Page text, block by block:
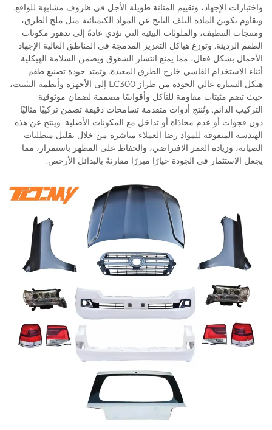
واختبارات الإجهاد، وتقييم المتانة طويلة الأجل في ظروف مشابهة للواقع.
ويقاوم تكوين المادة التلف الناتج عن المواد الكيميائية مثل ملح الطرق،
ومنتجات التنظيف، والملوثات البيئية التي تؤدي عادةً إلى تدهور مكونات
الطقم الرديئة. وتوزع هياكل التعزيز المدمجة في المناطق العالية الإجهاد
الأحمال بشكل فعال، مما يمنع انتشار الشقوق ويضمن السلامة الهيكلية
أثناء الاستخدام القاسي خارج الطرق المعبدة. وتمتد جودة تصنيع طقم
هيكل السيارة عالي الجودة من طراز LC300 إلى الأجهزة وأنظمة التثبيت،
حيث تضم مثبتات مقاومة للتآكل وأقواسًا مصممة لضمان موثوقية
التركيب الدائم. وتُنتج أدوات متقدمة تسامحات دقيقة تضمن تركيبًا مثاليًا
دون فجوات أو عدم محاذاة أو تداخل مع المكونات الأصلية. وينتج عن هذه
الهندسة المتفوقة للمواد رضا العملاء مباشرة من خلال تقليل متطلبات
الصيانة، وزيادة العمر الافتراضي، والحفاظ على المظهر باستمرار، مما
يجعل الاستثمار في الجودة خيارًا مبررًا مقارنةً بالبدائل الأرخص.